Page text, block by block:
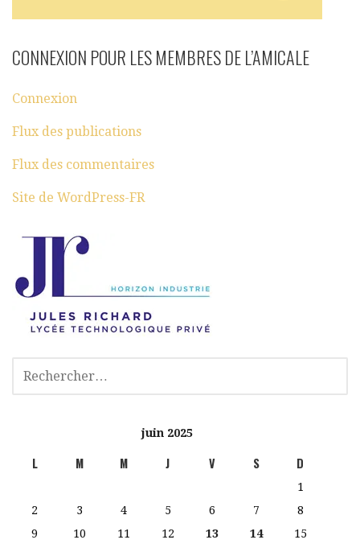
CONNEXION POUR LES MEMBRES DE L’AMICALE
Connexion
Flux des publications
Flux des commentaires
Site de WordPress-FR
juin 2025
L M M J V S D
1
2
3 4 5 6 7
8
9
10 11 12 13 14
15